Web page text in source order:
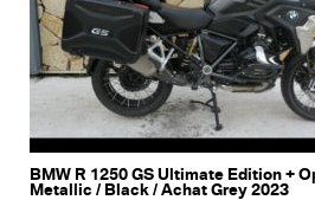
BMW R 1250 GS Ultimate Edition +
Metallic / Black / Achat Grey 2023